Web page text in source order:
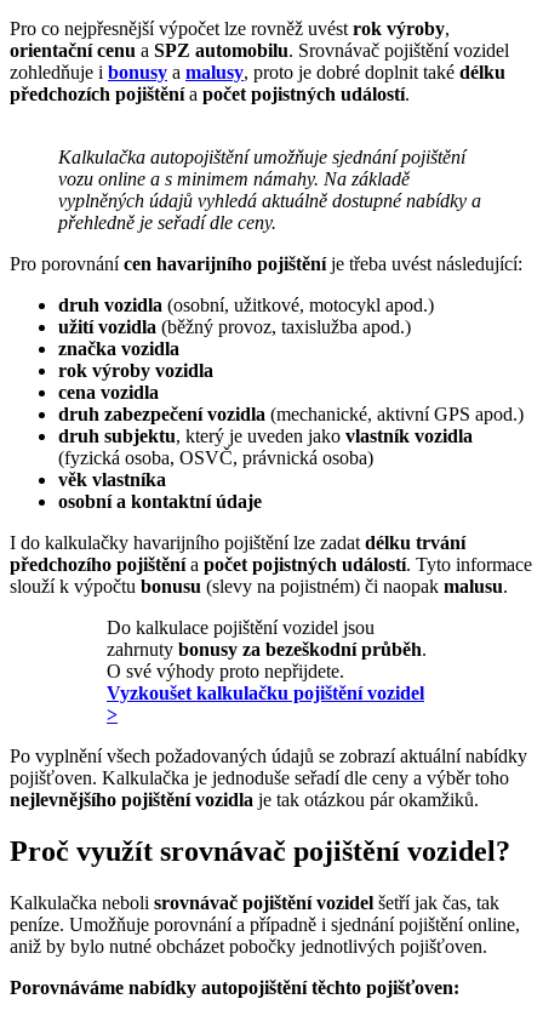
Pro co nejpřesnější výpočet lze rovněž uvést rok výroby,
orientační cenu a SPZ automobilu. Srovnávač pojištění vozidel
zohledňuje i bonusy a malusy, proto je dobré doplnit také délku
předchozích pojištěnía počet pojistných událostí.
Kalkulačka autopojištění umožňuje sjednání pojištění
vozu online a s minimem námahy. Na základě
vyplněných údajů vyhledá aktuálně dostupné nabídky a
přehledně je seřadí dle ceny.
Pro porovnánícen havarijního pojištěníje třeba uvést následující:
druh vozidla (osobní, užitkové, motocykl apod.)
užití vozidla (běžný provoz, taxislužba apod.)
značka vozidla
rok výroby vozidla
cena vozidla
druh zabezpečení vozidla (mechanické, aktivní GPS apod.)
druh subjektu, který je uveden jako vlastník vozidla
(fyzická osoba, OSVČ, právnická osoba)
věk vlastníka
osobní a kontaktní údaje
I do kalkulačky havarijního pojištění lze zadat délku trvání
předchozího pojištěnía počet pojistných událostí. Tyto informace
slouží k výpočtu bonusu (slevy na pojistném) či naopak malusu.
Do kalkulace pojištění vozidel jsou
zahrnuty bonusy za bezeškodní průběh.
O své výhody proto nepřijdete.
Vyzkoušet kalkulačku pojištění vozidel
>
Po vyplnění všech požadovaných údajů se zobrazí aktuální nabídky
pojišťoven. Kalkulačka je jednoduše seřadí dle ceny a výběr toho
nejlevnějšího pojištění vozidla je tak otázkou pár okamžiků.
Proč využít srovnávač pojištění vozidel?
Kalkulačka neboli srovnávač pojištění vozidel šetří jak čas, tak
peníze. Umožňuje porovnání a případně i sjednání pojištění online,
aniž by bylo nutné obcházet pobočky jednotlivých pojišťoven.
Porovnáváme nabídky autopojištění těchto pojišťoven: